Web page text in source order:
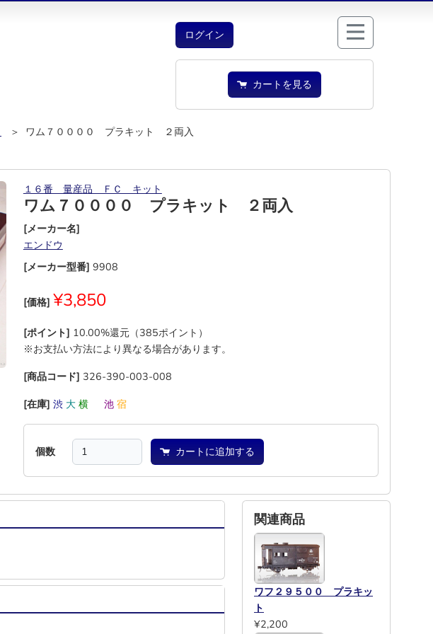
ログイン
カートを見る
＞ ワム７００００ プラキット ２両入
１６番 量産品 ＦＣ キット
ワム７００００ プラキット ２両入
[メーカー名]
エンドウ
[メーカー型番] 9908
[価格] ¥3,850
[ポイント] 10.00%還元（385ポイント）
※お支払い方法により異なる場合があります。
[商品コード] 326-390-003-008
[在庫] 渋 大 横 池 宿
個数 カートに追加する
関連商品
ワフ２９５００ プラキッ
ト
¥2,200